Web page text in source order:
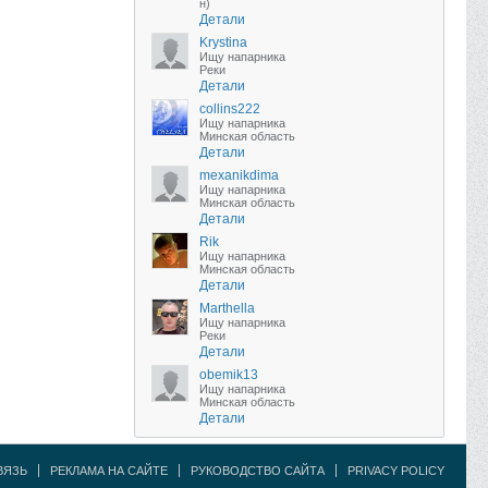
н)
Детали
Krystina
Ищу напарника
Реки
Детали
collins222
Ищу напарника
Минская область
Детали
mexanikdima
Ищу напарника
Минская область
Детали
Rik
Ищу напарника
Минская область
Детали
Marthella
Ищу напарника
Реки
Детали
obemik13
Ищу напарника
Минская область
Детали
РЕКЛАМА НА САЙТЕ РУКОВОДСТВО САЙТА PRIVACY POLICY